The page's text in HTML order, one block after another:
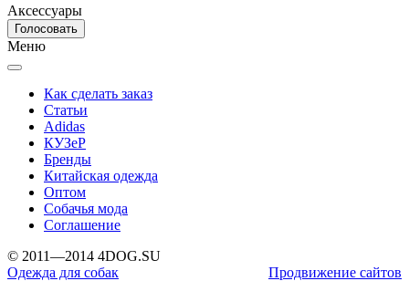
Аксессуары
Меню
Как сделать заказ
Статьи
Adidas
КУЗеР
Бренды
Китайская одежда
Оптом
Собачья мода
Соглашение
© 2011—2014 4DOG.SU
Одежда для собак
Продвижение сайтов